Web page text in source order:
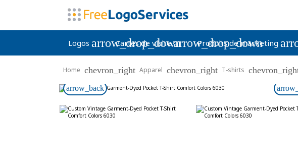
Logos arrow_drop_down
Cartes de visite arrow_drop_down
Produits de marketing
Home chevron_right Apparel chevron_right T-shirts
arrow_back